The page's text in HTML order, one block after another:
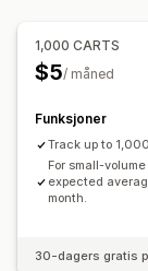
1,000 CARTS
$5/ måned
Funksjoner
Track up to
For small-
expected
month.
30-dagers gratis